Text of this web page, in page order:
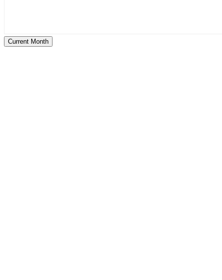
Current Month